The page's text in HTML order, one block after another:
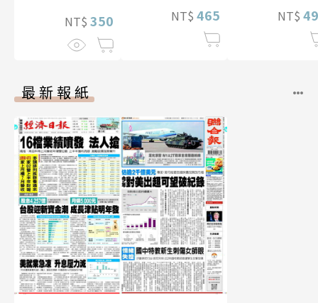
NT$ 350 NT$ 465 NT$
最新報紙